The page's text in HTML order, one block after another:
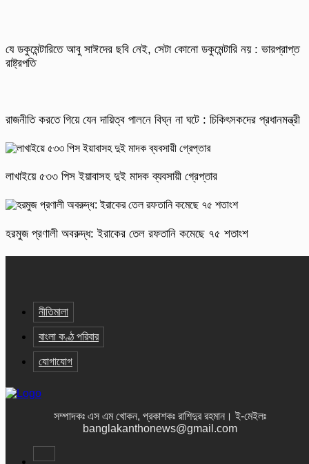
যে ডকুমেন্টারিতে আবু সাঈদের ছবি নেই, সেটা কোনো ডকুমেন্টারি নয় : ভারপ্রাপ্ত
রাষ্ট্রপতি
রাজনীতি করতে গিয়ে যেন দায়িত্ব পালনে বিঘ্ন না ঘটে : চিকিৎসকদের প্রধানমন্ত্রী
লাখাইয়ে ৫৩৩ পিস ইয়াবাসহ দুই মাদক ব্যবসায়ী গ্রেপ্তার
হরমুজ প্রণালী অবরুদ্ধ: ইরাকের তেল রফতানি কমেছে ৭৫ শতাংশ
নীতিমালা
বাংলা কণ্ঠ পরিবার
যোগাযোগ
সম্পাদকঃ এস এম খোকন, প্রকাশকঃ রাশিদুর রহমান । ই-মেইলঃ
banglakanthonews@gmail.com